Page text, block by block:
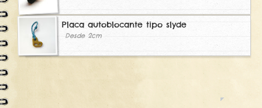
Placa autoblocante tipo slyde
Desde 2cm